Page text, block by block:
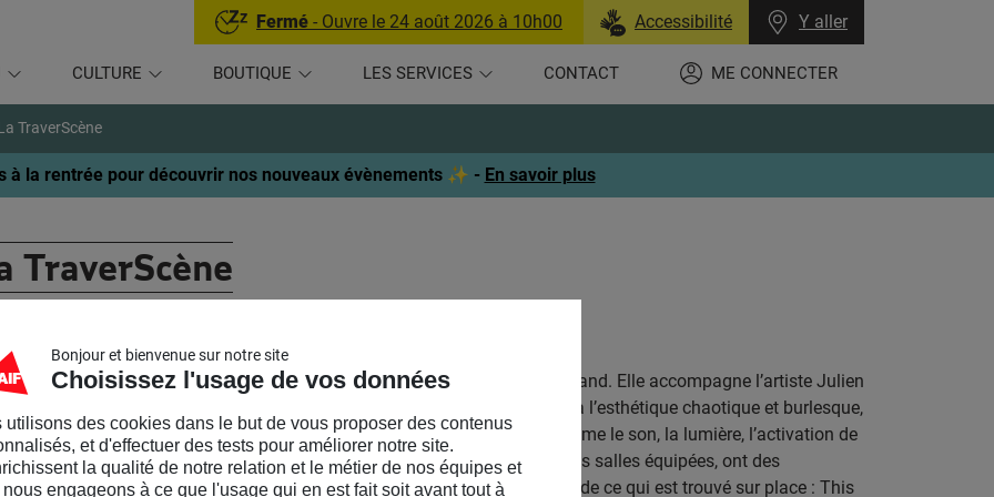
Fermé - Ouvre le 24 août 2026 à 10h00 Accessibilité Y aller
CULTURE BOUTIQUE LES SERVICES CONTACT ME CONNECTER
TraverScène
à la rentrée pour découvrir nos nouveaux évènements ✨ - En savoir plus
TraverScène
est une compagnie de spectacle vivant située à Clermont-Ferrand. Elle accompagne l’artiste Julien
dans la création de « solos coopératifs », formes de spectacle vivant à l’esthétique chaotique et burlesque,
le public qui le souhaite dans la réalisation d’effets scéniques comme le son, la lumière, l’activation de
Ces spectacles, conçus pour des lieux non dédiés et adaptés à des salles équipées, ont des
à géométrie variable : tout tient dans une valise et s’augmente de ce qui est trouvé sur place : This
Bonjour et bienvenue sur notre site
Choisissez l'usage de vos données
utilisons des cookies dans le but de vous proposer des contenus
et d'effectuer des tests pour améliorer notre site.
la qualité de notre relation et le métier de nos équipes et
nous engageons à ce que l'usage qui en est fait soit avant tout à